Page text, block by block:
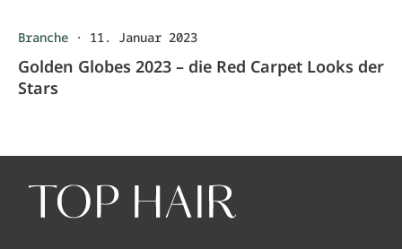
Branche · 11. Januar 2023
Golden Globes 2023 – die Red Carpet Looks der
Stars